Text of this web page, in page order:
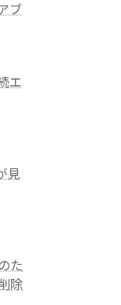
ブ
エ
見
た
除